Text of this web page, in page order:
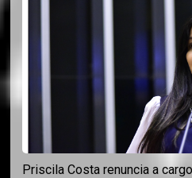
Priscila Costa renuncia a